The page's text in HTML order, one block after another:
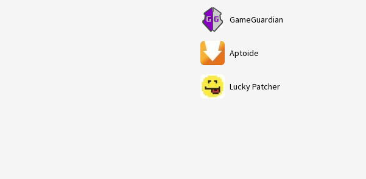
GameGuardian
Aptoide
Lucky Patcher